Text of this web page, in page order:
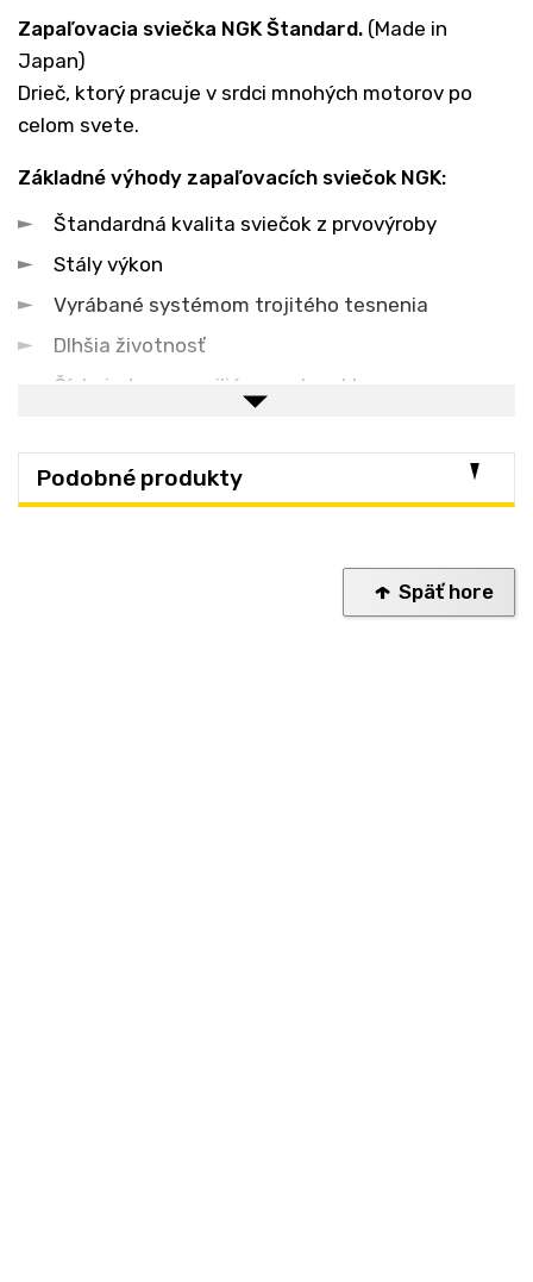
Zapaľovacia sviečka NGK Štandard. (Made in
Japan)
Drieč, ktorý pracuje v srdci mnohých motorov po
celom svete.
Základné výhody zapaľovacích sviečok NGK:
Štandardná kvalita sviečok z prvovýroby
Stály výkon
Vyrábané systémom trojitého tesnenia
Dlhšia životnosť
Číslo jedna pre milióny motocyklov a
automobilov na celom svete
Rozmery:
Rozmer kľúča 20,8 mm
Podobné produkty
Späť hore